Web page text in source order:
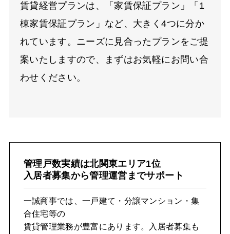
賃貸経営プランは、「家賃保証プラン」「1
棟家賃保証プラン」など、大きく4つに分か
れています。ニーズに見合ったプランをご提
案いたしますので、まずはお気軽にお問い合
わせください。
管理戸数実績は北関東エリア1位
入居者募集から管理運営までサポート
一誠商事では、一戸建て・分譲マンション・集
合住宅等の
賃貸管理業務が豊富にあります。入居者募集も